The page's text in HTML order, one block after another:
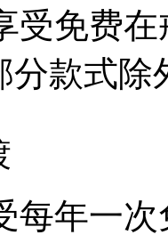
受免费
分款式
每年一